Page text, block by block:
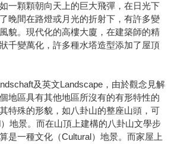
一顆顆朝向天上的巨大飛彈，在日光下
晚間在路燈或月光的折射下，有許多變
貌。現代化的高樓大廈，在建築師的精
千變萬化，許多種水塔造型添加了屋頂
及英文Landscape，由於觀念見解
地區具有其他地區所沒有的有形特性的
特殊的形貌，如八卦山的整座山頭，可
地景。而在山頂上建構的八卦山文學步
是一種文化（Cultural）地景。而家屋上